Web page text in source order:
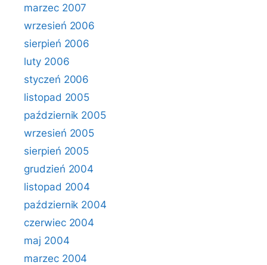
marzec 2007
wrzesień 2006
sierpień 2006
luty 2006
styczeń 2006
listopad 2005
październik 2005
wrzesień 2005
sierpień 2005
grudzień 2004
listopad 2004
październik 2004
czerwiec 2004
maj 2004
marzec 2004